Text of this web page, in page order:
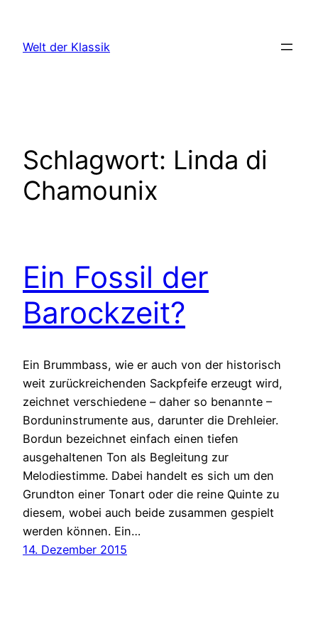
springen
Welt der Klassik
Schlagwort: Linda di
Chamounix
Ein Fossil der
Barockzeit?
Ein Brummbass, wie er auch von der historisch
weit zurückreichenden Sackpfeife erzeugt wird,
zeichnet verschiedene – daher so benannte –
Borduninstrumente aus, darunter die Drehleier.
Bordun bezeichnet einfach einen tiefen
ausgehaltenen Ton als Begleitung zur
Melodiestimme. Dabei handelt es sich um den
Grundton einer Tonart oder die reine Quinte zu
diesem, wobei auch beide zusammen gespielt
werden können. Ein…
14. Dezember 2015